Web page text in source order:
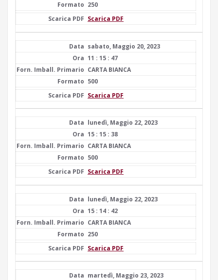
250
Scarica PDF
sabato, Maggio 20, 2023
11 : 15 : 47
CARTA BIANCA
500
Scarica PDF
lunedì, Maggio 22, 2023
15 : 15 : 38
CARTA BIANCA
500
Scarica PDF
lunedì, Maggio 22, 2023
15 : 14 : 42
CARTA BIANCA
250
Scarica PDF
martedì, Maggio 23, 2023